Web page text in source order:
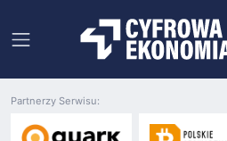
Partnerzy Serwisu: